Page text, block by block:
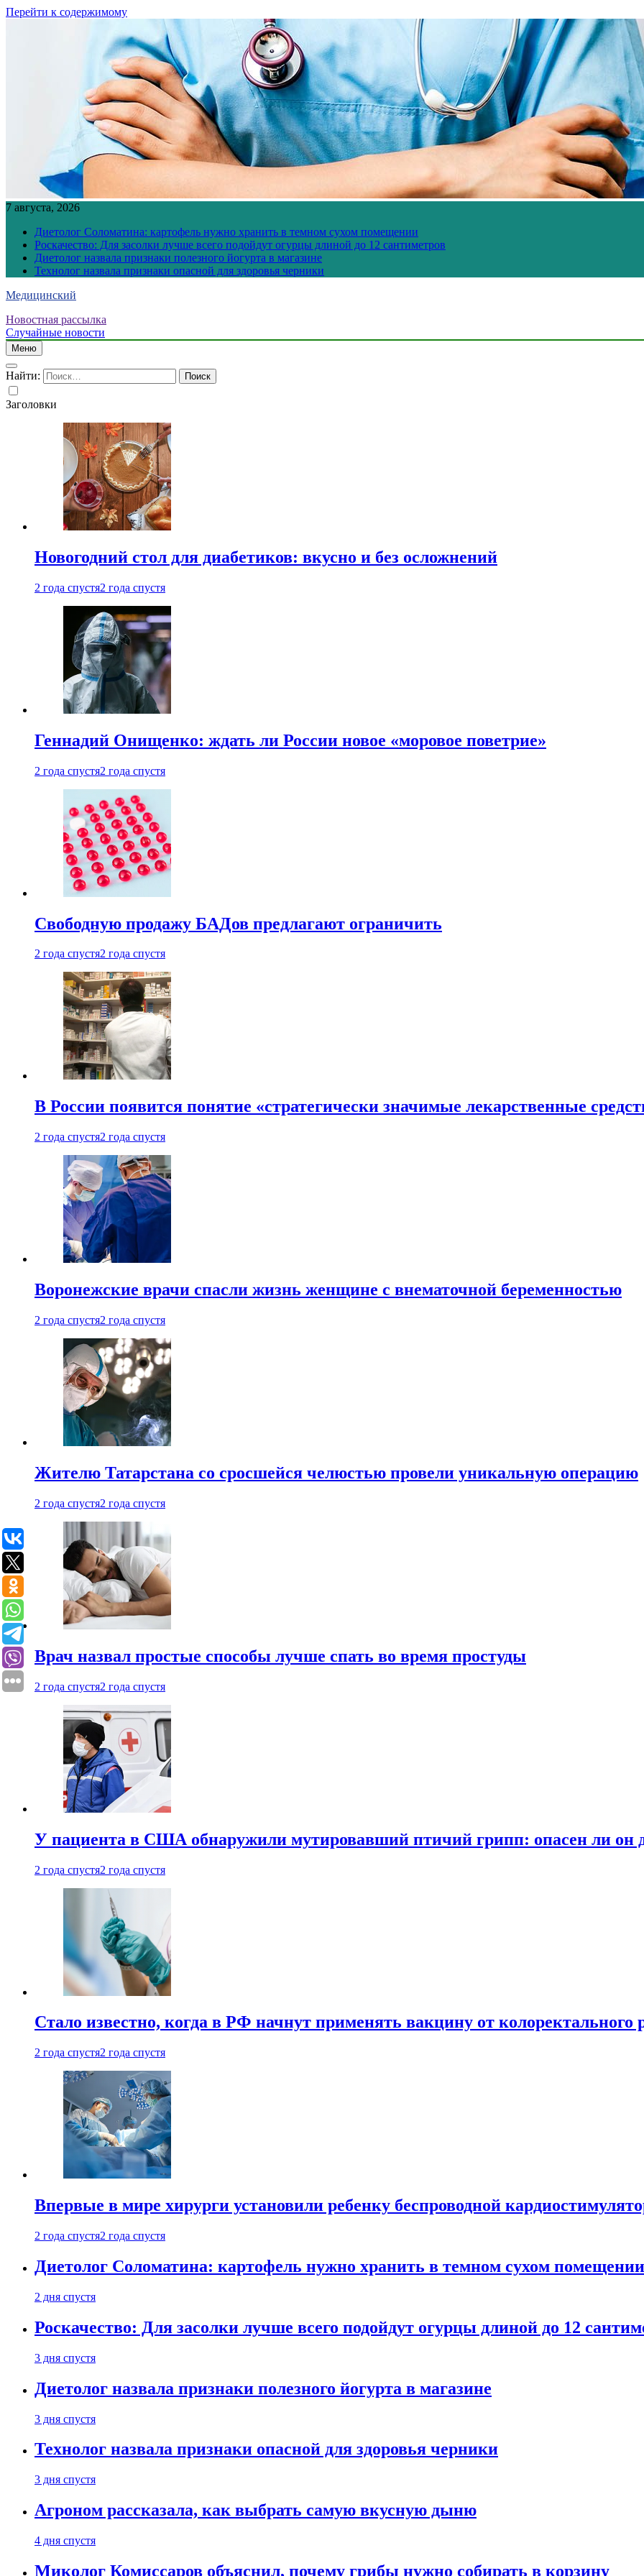
Перейти к содержимому
7 августа, 2026
Диетолог Соломатина: картофель нужно хранить в темном сухом помещении
Роскачество: Для засолки лучше всего подойдут огурцы длиной до 12 сантиметров
Диетолог назвала признаки полезного йогурта в магазине
Технолог назвала признаки опасной для здоровья черники
Медицинский
Новостная рассылка
Случайные новости
Меню
Найти:
Заголовки
Новогодний стол для диабетиков: вкусно и без осложнений
2 года спустя2 года спустя
Геннадий Онищенко: ждать ли России новое «моровое поветрие»
2 года спустя2 года спустя
Свободную продажу БАДов предлагают ограничить
2 года спустя2 года спустя
В России появится понятие «стратегически значимые лекарственные
2 года спустя2 года спустя
Воронежские врачи спасли жизнь женщине с внематочной беременностью
2 года спустя2 года спустя
Жителю Татарстана со сросшейся челюстью провели уникальную операцию
2 года спустя2 года спустя
Врач назвал простые способы лучше спать во время простуды
2 года спустя2 года спустя
У пациента в США обнаружили мутировавший птичий грипп: опасен ли он
2 года спустя2 года спустя
Стало известно, когда в РФ начнут применять вакцину от колоректального
2 года спустя2 года спустя
Впервые в мире хирурги установили ребенку беспроводной
2 года спустя2 года спустя
Диетолог Соломатина: картофель нужно хранить в темном сухом помещении
2 дня спустя
Роскачество: Для засолки лучше всего подойдут огурцы длиной до 12
3 дня спустя
Диетолог назвала признаки полезного йогурта в магазине
3 дня спустя
Технолог назвала признаки опасной для здоровья черники
3 дня спустя
Агроном рассказала, как выбрать самую вкусную дыню
4 дня спустя
Миколог Комиссаров объяснил, почему грибы нужно собирать в корзину